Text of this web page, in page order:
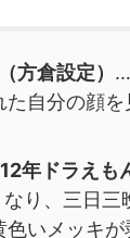
方倉設定）
た自分の顔を
年ドラえも
り、三日三
色いメッキ